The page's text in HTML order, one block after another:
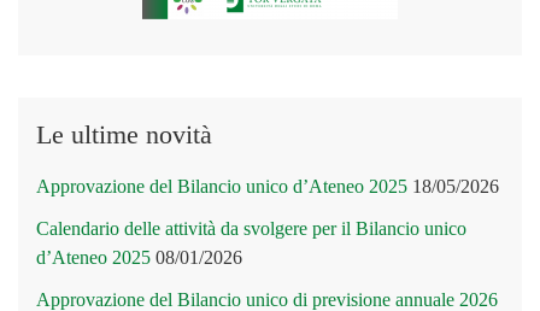
Le ultime novità
Approvazione del Bilancio unico d’Ateneo 2025 18/05/2026
Calendario delle attività da svolgere per il Bilancio unico
d’Ateneo 2025 08/01/2026
Approvazione del Bilancio unico di previsione annuale 2026